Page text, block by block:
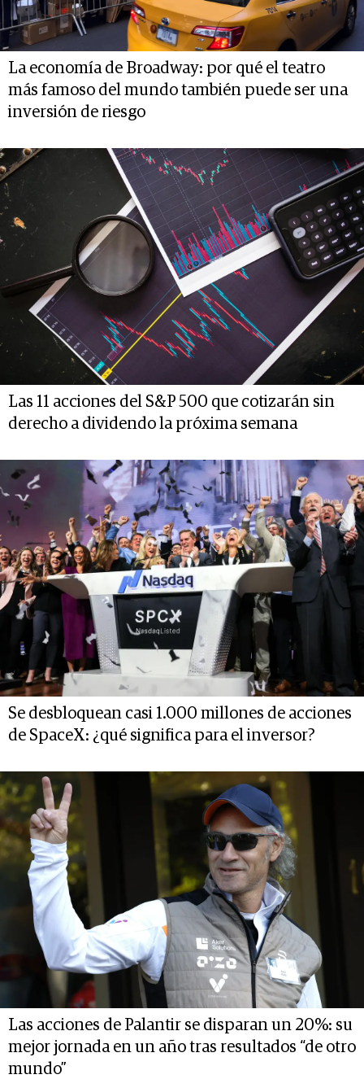
La economía de Broadway: por qué el teatro
más famoso del mundo también puede ser una
inversión de riesgo
Las 11 acciones del S&P 500 que cotizarán sin
derecho a dividendo la próxima semana
Se desbloquean casi 1.000 millones de acciones
de SpaceX: ¿qué significa para el inversor?
Las acciones de Palantir se disparan un 20%: su
mejor jornada en un año tras resultados “de otro
mundo”